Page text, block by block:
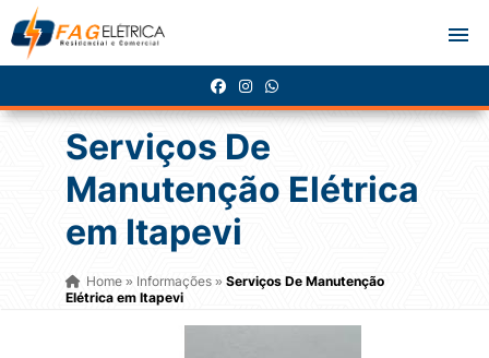
Serviços De
Manutenção Elétrica
em Itapevi
Home» Informações » Serviços De Manutenção
Elétrica em Itapevi